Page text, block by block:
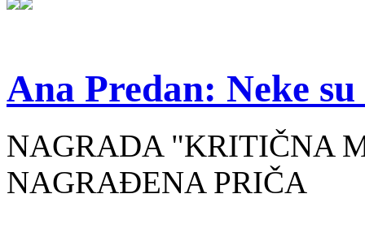
Ana Predan: Neke
NAGRADA "KRITIČNA
NAGRAĐENA PRIČA